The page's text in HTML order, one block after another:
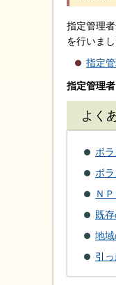
指定管理
を行いまし
指定
指定管理
よく
ボ
ボ
Ｎ
既
地
引